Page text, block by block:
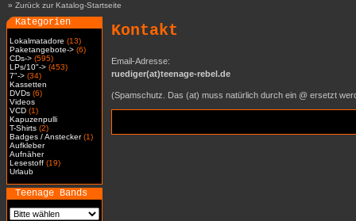
» Zurück zur Katalog-Startseite
Kategorien
Lokalmatadore (13)
Paketangebote-> (6)
CDs-> (595)
LPs/10"-> (453)
7"-> (34)
Kassetten
DVDs (6)
Videos
VCD (1)
Kapuzenpulli
T-Shirts (2)
Badges / Anstecker(1)
Aufkleber
Aufnäher
Lesestoff (19)
Urlaub
Teenage Bands
Kontakt
Email-Adresse:
ruediger(at)teenage-rebel.de
(Spamschutz. Das (at) muss natürlich durch ein @ ersetzt